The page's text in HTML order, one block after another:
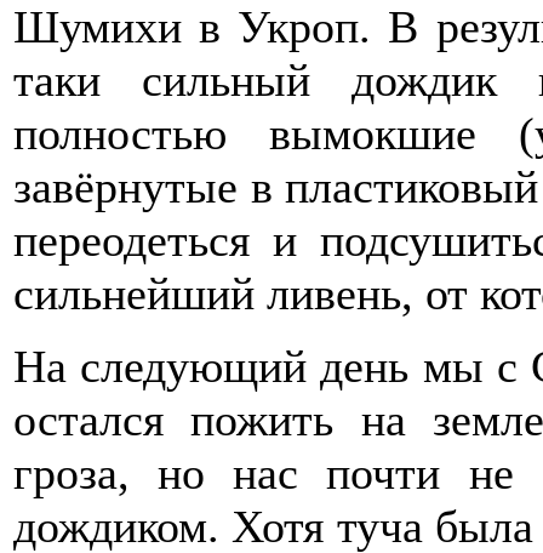
Шумихи в Укроп. В
таки сильный
полностью вымокшие
завёрнутые в
переодеться и
сильнейший ливень, от
На следующий день мы с
остался пожить на
гроза, но нас почти не
дождиком. Хотя туча была